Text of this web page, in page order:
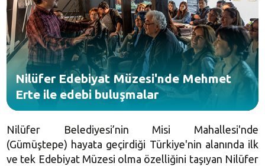
Nilüfer Edebiyat Müzesi'nde Mehmet
Erte ile edebi buluşmalar
Nilüfer Belediyesi’nin Misi Mahallesi'nde
(Gümüştepe) hayata geçirdiği Türkiye'nin alanında ilk
ve tek Edebiyat Müzesi olma özelliğini taşıyan Nilüfer